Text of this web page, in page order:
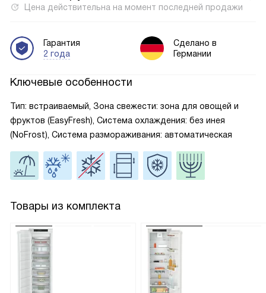
Цена действительна на момент последней продажи
Гарантия
2 года
Сделано в
Германии
Ключевые особенности
Тип: встраиваемый, Зона свежести: зона для овощей и
фруктов (EasyFresh), Система охлаждения: без инея
(NoFrost), Система размораживания: автоматическая
Товары из комплекта